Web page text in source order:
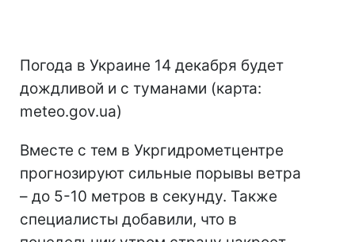
Погода в Украине 14 декабря будет
дождливой и с туманами (карта:
meteo.gov.ua)
Вместе с тем в Укргидрометцентре
прогнозируют сильные порывы ветра
– до 5-10 метров в секунду. Также
специалисты добавили, что в